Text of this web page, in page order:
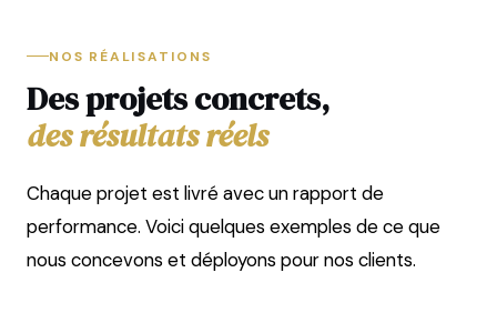
NOS RÉALISATIONS
Des projets concrets,
des résultats réels
Chaque projet est livré avec un rapport de
performance. Voici quelques exemples de ce que
nous concevons et déployons pour nos clients.